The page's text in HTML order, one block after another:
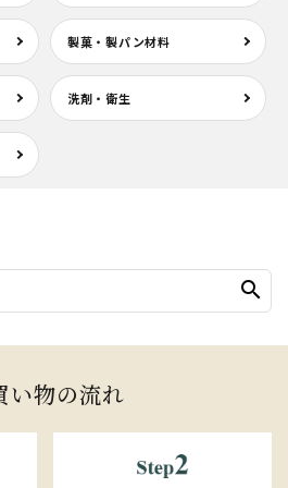
製菓・製パン材料
洗剤・衛生
search
い物の流れ